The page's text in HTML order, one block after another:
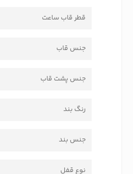
قطر قاب ساعت
جنس قاب
جنس پشت قاب
رنگ بند
جنس بند
نوع قفل